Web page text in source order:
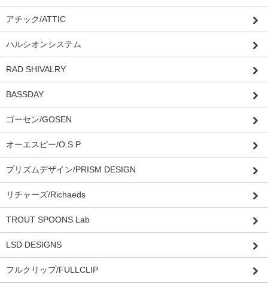
アチック/ATTIC
ハルシオンシステム
RAD SHIVALRY
BASSDAY
ゴーセン/GOSEN
オーエスピー/O.S.P
プリズムデザイン/PRISM DESIGN
リチャーズ/Richaeds
TROUT SPOONS Lab
LSD DESIGNS
フルクリップ/FULLCLIP